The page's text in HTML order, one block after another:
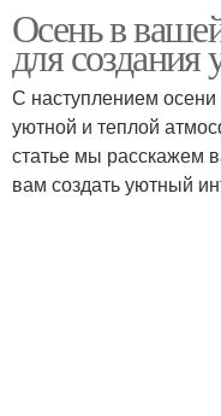
Атмосферы в
Осень в
для
С наступлением осени
уютной и теплой
статье мы расскажем
вам создать уютный